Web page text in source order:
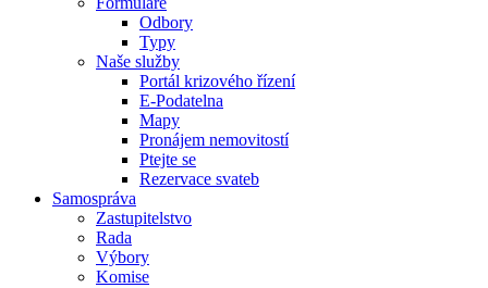
Odbory
Typy
Naše služby
Portál krizového řízení
E-Podatelna
Mapy
Pronájem nemovitostí
Ptejte se
Rezervace svateb
Samospráva
Zastupitelstvo
Rada
Výbory
Komise